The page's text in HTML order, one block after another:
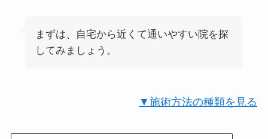
まずは、自宅から近くて通いやすい院を探
してみましょう。
▼施術方法の種類を見る